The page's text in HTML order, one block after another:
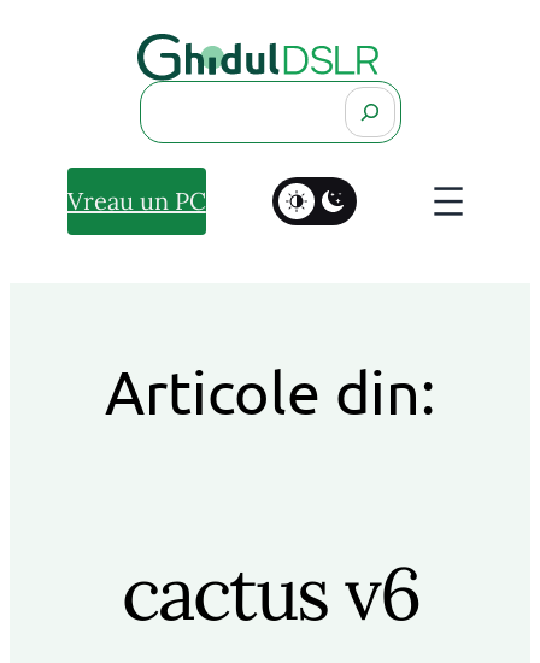
Search
Vreau un PC
Articole din:
cactus v6